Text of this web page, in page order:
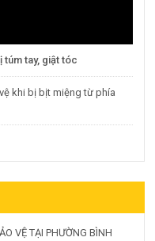
túm tay, giật tóc
khi bị bịt miệng từ phía
VỆ TẠI PHƯỜNG BÌNH